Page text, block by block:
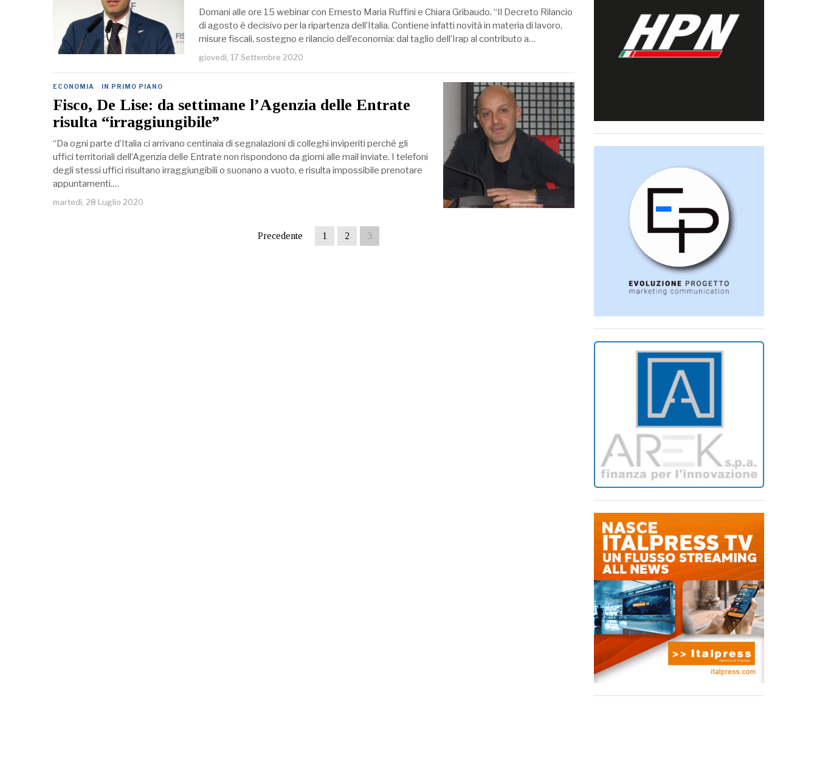
Domani alle ore 15 webinar con Ernesto Maria Ruffini e Chiara Gribaudo. “Il Decreto Rilancio
di agosto è decisivo per la ripartenza dell’Italia. Contiene infatti novità in materia di lavoro,
misure fiscali, sostegno e rilancio dell’economia: dal taglio dell’Irap al contributo a…
giovedì, 17 Settembre 2020
ECONOMIA · IN PRIMO PIANO
Fisco, De Lise: da settimane l’Agenzia delle Entrate
risulta “irraggiungibile”
“Da ogni parte d’Italia ci arrivano centinaia di segnalazioni di colleghi inviperiti perché gli
uffici territoriali dell’Agenzia delle Entrate non rispondono da giorni alle mail inviate. I telefoni
degli stessi uffici risultano irraggiungibili o suonano a vuoto, e risulta impossibile prenotare
appuntamenti.…
martedì, 28 Luglio 2020
Precedente 1 2 3